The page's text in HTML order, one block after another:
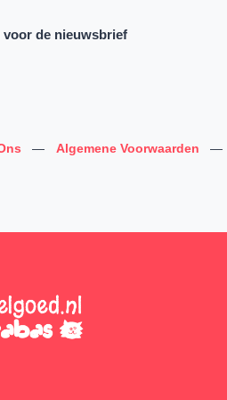
voor de nieuwsbrief
— Algemene Voorwaarden —